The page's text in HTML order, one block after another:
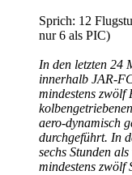
Sprich: 12
nur 6 als PIC)
In den letzten 24
innerhalb JAR-
mindestens zwölf
aero-dynamisch
durchgeführt. In
sechs Stunden
mindestens zwölf